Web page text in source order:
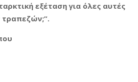
εξέταση για όλες αυτές
τραπεζών;”.